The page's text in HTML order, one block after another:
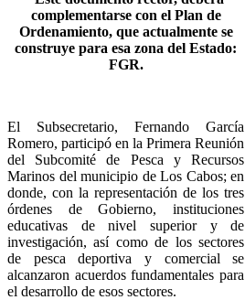
complementarse con el Plan de
Ordenamiento, que actualmente se
construye para esa zona del Estado:
FGR.
El Subsecretario, Fernando García
Romero, participó en la Primera Reunión
del Subcomité de Pesca y Recursos
Marinos del municipio de Los Cabos; en
donde, con la representación de los tres
órdenes de Gobierno, instituciones
educativas de nivel superior y de
investigación, así como de los sectores
de pesca deportiva y comercial se
alcanzaron acuerdos fundamentales para
el desarrollo de esos sectores.